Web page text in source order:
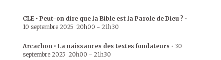
CLE • Peut-on dire que la Bible est la Parole de Dieu ? •
10 septembre 2025 20h00 - 21h30
Arcachon • La naissances des textes fondateurs • 30
septembre 2025 20h00 - 21h30